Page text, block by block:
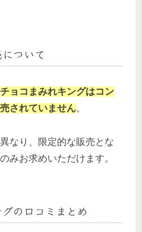
ついて
チョコまみれキングはコン
されていません。
なり、限定的な販売とな
みお求めいただけます。
の口コミまとめ